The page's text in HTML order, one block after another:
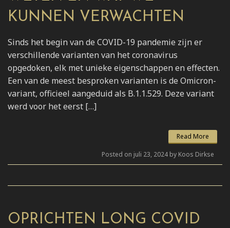
KUNNEN VERWACHTEN
Sinds het begin van de COVID-19 pandemie zijn er
verschillende varianten van het coronavirus
opgedoken, elk met unieke eigenschappen en effecten.
Een van de meest besproken varianten is de Omicron-
variant, officieel aangeduid als B.1.1.529. Deze variant
werd voor het eerst […]
Read More
Posted on juli 23, 2024 by Koos Dirkse
OPRICHTEN LONG COVID